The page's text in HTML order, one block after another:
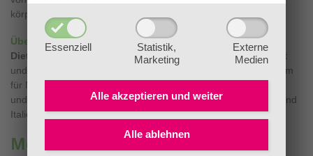
Essenziell
Statistik,
Marketing
Externe
Medien
Alle akzeptieren und weiter
Alle ablehnen
körperlichen Beschwerden.
Über den Autor:
Dietmar Krämer
, Heilpraktiker, wirkt als freier Autor, Therapeut
und Seminarleiter in Hanau. Er leitet das Internationale Zentrum
für Neue Therapien, hält Seminare in Deutschland, Österreich
und der Schweiz sowie Kurse für Fortgeschrittene in Holland und
Italien.
Mehr über Neue Therapien mit